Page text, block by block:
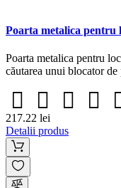
Poarta metalica pentru
Poarta metalica pentru
căutarea unui blocator de
217.22 lei
Detalii produs